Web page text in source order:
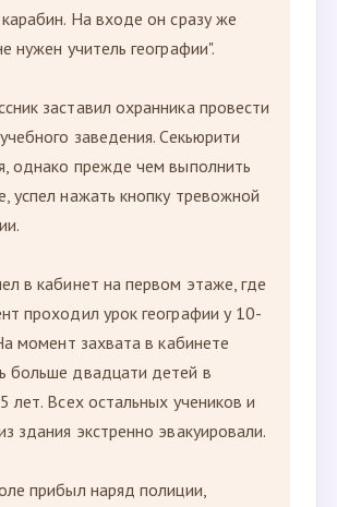
На входе он сразу же
нужен учитель географии".
заставил охранника провести
заведения. Секьюрити
однако прежде чем выполнить
успел нажать кнопку тревожной
в кабинет на первом этаже, где
проходил урок географии у 10-
момент захвата в кабинете
больше двадцати детей в
лет. Всех остальных учеников и
здания экстренно эвакуировали.
прибыл наряд полиции,